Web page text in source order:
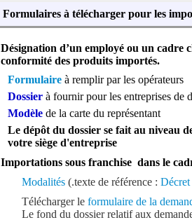
Formulaires à télécharger pour les
Désignation d’un employé ou un cadre
conformité des produits importés.
Formulaire à remplir par les opérateurs
Dossier à fournir pour les entreprises de
Modèle de la carte du représentant
Le dépôt du dossier se fait au niveau
votre siège d'entreprise
Importations sous franchise dans le
Modalités (.texte de référence :
Télécharger le formulaire de la
Le fond du dossier relatif aux